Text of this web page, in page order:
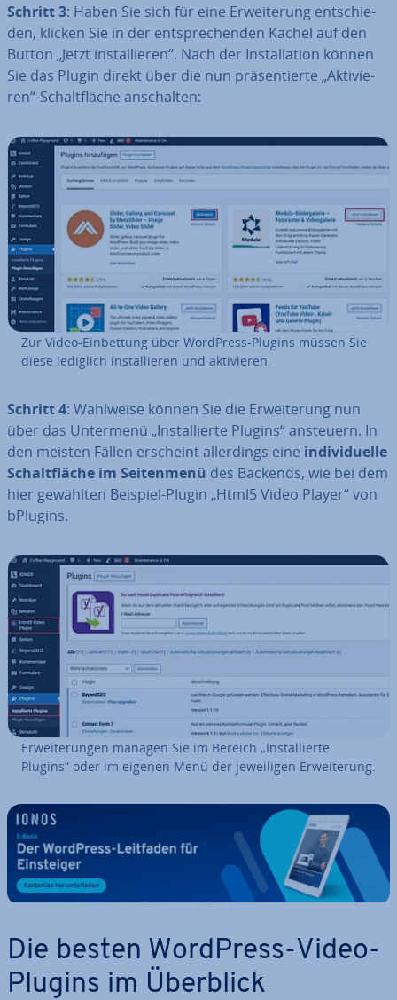
Schritt 3: Haben Sie sich für eine Er­wei­te­rung ent­schie­
den, klicken Sie in der ent­spre­chen­den Kachel auf den
Button „Jetzt in­stal­lie­ren“. Nach der In­stal­la­ti­on können
Sie das Plugin direkt über die nun prä­sen­tier­te „Ak­ti­vie­
ren“-Schalt­flä­che an­schal­ten:
Zur Video-Ein­bet­tung über WordPress-Plugins müssen Sie
diese lediglich in­stal­lie­ren und ak­ti­vie­ren.
Schritt 4: Wahlweise können Sie die Er­wei­te­rung nun
über das Untermenü „In­stal­lier­te Plugins“ ansteuern. In
den meisten Fällen erscheint al­ler­dings eine in­di­vi­du­el­le
Schalt­flä­che im Sei­ten­me­nü des Backends, wie bei dem
hier gewählten Beispiel-Plugin „Html5 Video Player“ von
bPlugins.
Er­wei­te­run­gen managen Sie im Bereich „In­stal­lier­te
Plugins“ oder im eigenen Menü der je­wei­li­gen Er­wei­te­rung.
Die besten WordPress-Video-
Plugins im Überblick